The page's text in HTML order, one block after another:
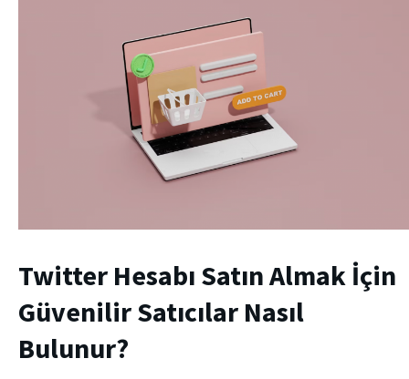
Twitter Hesabı Satın Almak İçin
Güvenilir Satıcılar Nasıl
Bulunur?